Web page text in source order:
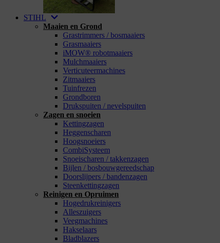
STIHL
Maaien en Grond
Grastrimmers / bosmaaiers
Grasmaaiers
iMOW® robotmaaiers
Mulchmaaiers
Verticuteermachines
Zitmaaiers
Tuinfrezen
Grondboren
Drukspuiten / nevelspuiten
Zagen en snoeien
Kettingzagen
Heggenscharen
Hoogsnoeiers
CombiSysteem
Snoeischaren / takkenzagen
Bijlen / bosbouwgereedschap
Doorslijpers / bandenzagen
Steenkettingzagen
Reinigen en Opruimen
Hogedrukreinigers
Alleszuigers
Veegmachines
Hakselaars
Bladblazers